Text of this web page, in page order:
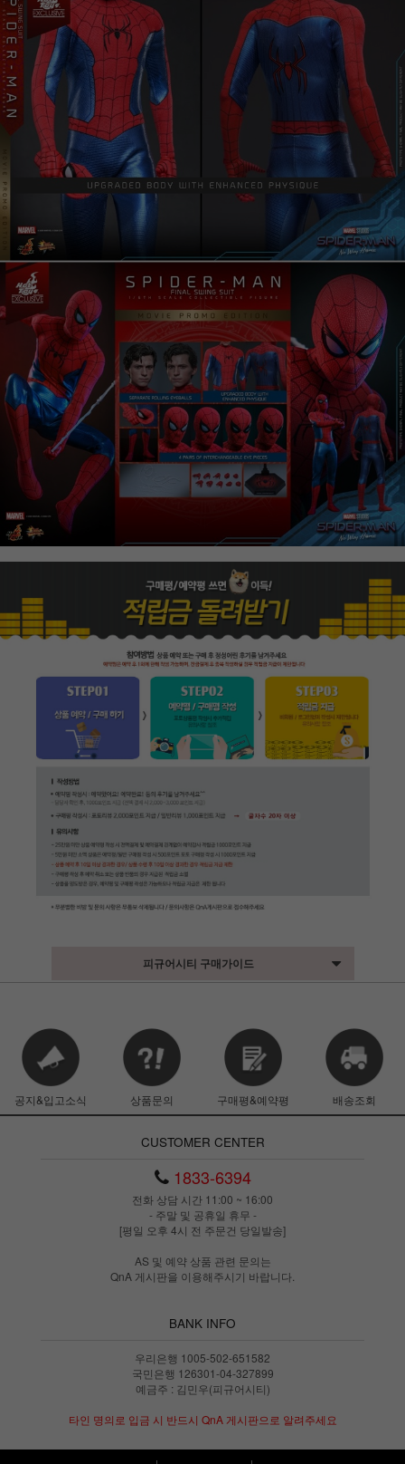
피규어시티 구매가이드
공지&입고소식 상품문의 구매평&예약평 배송조회
CUSTOMER CENTER
1833-6394
전화 상담 시간 11:00 ~ 16:00
- 주말 및 공휴일 휴무 -
[평일 오후 4시 전 주문건 당일발송]
AS 및 예약 상품 관련 문의는
QnA 게시판을 이용해주시기 바랍니다.
BANK INFO
우리은행 1005-502-651582
국민은행 126301-04-327899
예금주 : 김민우(피규어시티)
타인 명의로 입금 시 반드시 QnA 게시판으로 알려주세요